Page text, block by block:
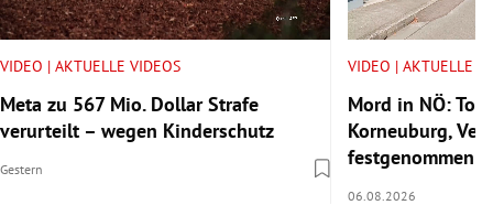
Untermenü
VIDEO | AKTUELLE VIDEOS
Meta zu 567 Mio. Dollar Strafe
verurteilt – wegen Kinderschutz
Gestern
VIDEO | AKTUELLE
Mord in NÖ:
Korneuburg,
festgenommen
06.08.2026